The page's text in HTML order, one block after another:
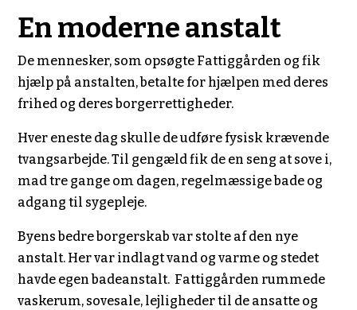
En moderne anstalt
De mennesker, som opsøgte Fattiggården og fik
hjælp på anstalten, betalte for hjælpen med deres
frihed og deres borgerrettigheder.
Hver eneste dag skulle de udføre fysisk krævende
tvangsarbejde. Til gengæld fik de en seng at sove i,
mad tre gange om dagen, regelmæssige bade og
adgang til sygepleje.
Byens bedre borgerskab var stolte af den nye
anstalt. Her var indlagt vand og varme og stedet
havde egen badeanstalt. Fattiggården rummede
vaskerum, sovesale, lejligheder til de ansatte og